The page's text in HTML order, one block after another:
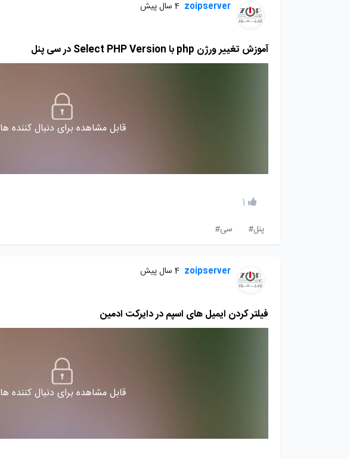
zoipserver 4 سال پیش
آموزش تغییر ورژن php با Select PHP Version در سی پنل
قابل مشاهده برای دنبال کننده ها
1
پنل#
سی#
zoipserver 4 سال پیش
فیلتر کردن ایمیل های اسپم در دایرکت ادمین
قابل مشاهده برای دنبال کننده ها